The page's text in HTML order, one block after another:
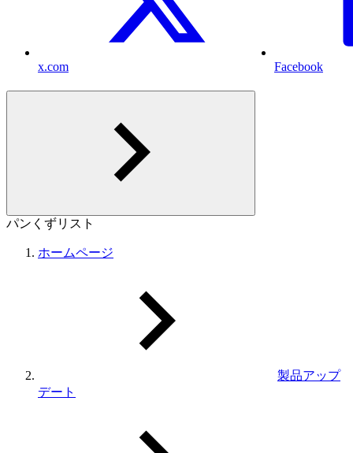
x.com Facebook
パンくずリスト
ホームページ
製品アップ
デート